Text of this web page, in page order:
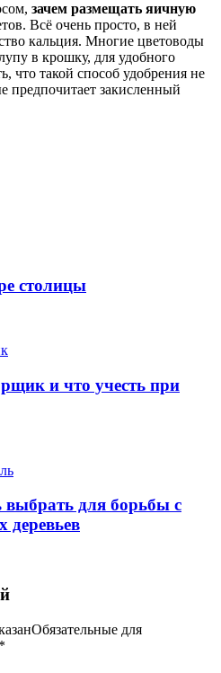
зачем размещать яичную
Всё очень просто, в ней
кальция. Многие цветоводы
в крошку, для удобного
такой способ удобрения не
предпочитает закисленный
столицы
и что учесть при
для борьбы с
деревьев
для
*